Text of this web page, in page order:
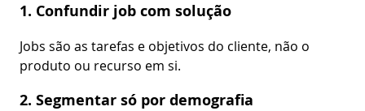
1. Confundir job com solução
Jobs são as tarefas e objetivos do cliente, não o
produto ou recurso em si.
2. Segmentar só por demografia